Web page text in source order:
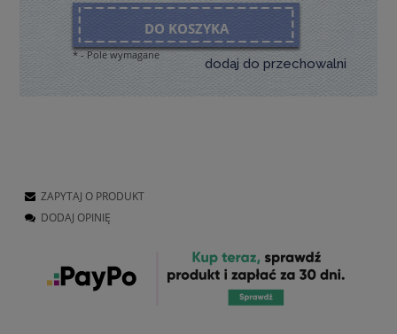
DO KOSZYKA
dodaj do przechowalni
*- Pole wymagane
ZAPYTAJ O PRODUKT
DODAJ OPINIĘ